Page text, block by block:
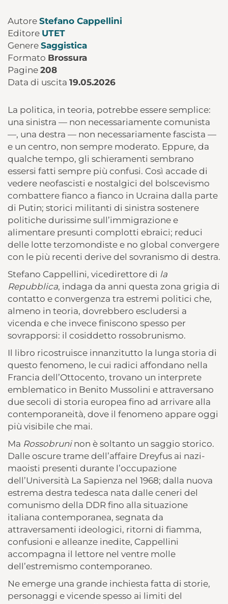
Autore Stefano Cappellini
Editore UTET
Genere Saggistica
Formato Brossura
Pagine 208
Data di uscita 19.05.2026
La politica, in teoria, potrebbe essere semplice:
una sinistra — non necessariamente comunista
—, una destra — non necessariamente fascista —
e un centro, non sempre moderato. Eppure, da
qualche tempo, gli schieramenti sembrano
essersi fatti sempre più confusi. Così accade di
vedere neofascisti e nostalgici del bolscevismo
combattere fianco a fianco in Ucraina dalla parte
di Putin; storici militanti di sinistra sostenere
politiche durissime sull’immigrazione e
alimentare presunti complotti ebraici; reduci
delle lotte terzomondiste e no global convergere
con le più recenti derive del sovranismo di destra.
Stefano Cappellini, vicedirettore di la
Repubblica, indaga da anni questa zona grigia di
contatto e convergenza tra estremi politici che,
almeno in teoria, dovrebbero escludersi a
vicenda e che invece finiscono spesso per
sovrapporsi: il cosiddetto rossobrunismo.
Il libro ricostruisce innanzitutto la lunga storia di
questo fenomeno, le cui radici affondano nella
Francia dell’Ottocento, trovano un interprete
emblematico in Benito Mussolini e attraversano
due secoli di storia europea fino ad arrivare alla
contemporaneità, dove il fenomeno appare oggi
più visibile che mai.
Ma Rossobruninon è soltanto un saggio storico.
Dalle oscure trame dell’affaire Dreyfus ai nazi-
maoisti presenti durante l’occupazione
dell’Università La Sapienza nel 1968; dalla nuova
estrema destra tedesca nata dalle ceneri del
comunismo della DDR fino alla situazione
italiana contemporanea, segnata da
attraversamenti ideologici, ritorni di fiamma,
confusioni e alleanze inedite, Cappellini
accompagna il lettore nel ventre molle
dell’estremismo contemporaneo.
Ne emerge una grande inchiesta fatta di storie,
personaggi e vicende spesso ai limiti del